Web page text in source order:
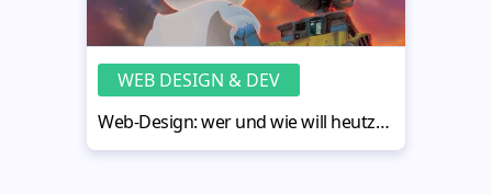
WEB DESIGN & DEV
Web-Design: wer und wie will heutzutage Künstliche Intelligenz programmieren?